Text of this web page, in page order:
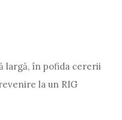
largă, în pofida cererii
la un RIG